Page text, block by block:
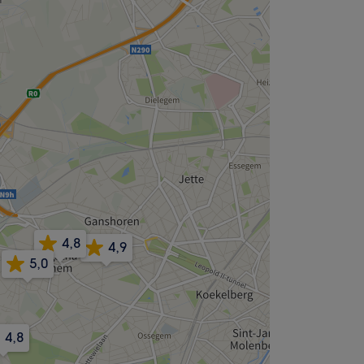
4,9
4,8
4,8
5,0